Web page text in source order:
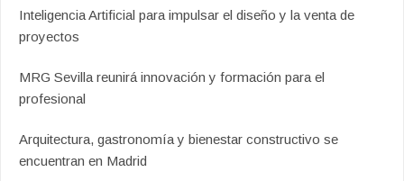
Inteligencia Artificial para impulsar el diseño y la venta de
proyectos
MRG Sevilla reunirá innovación y formación para el
profesional
Arquitectura, gastronomía y bienestar constructivo se
encuentran en Madrid